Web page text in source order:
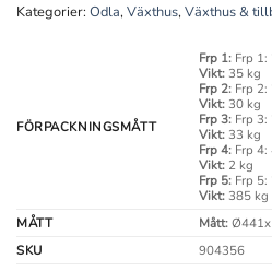
Kategorier: Odla,Växthus,Växthus &
FÖRPACKNINGSMÅTT
Frp 1:Frp 1:
Vikt:35 kg
Frp 2:Frp 2:
Vikt:30 kg
Frp 3:Frp 3:
Vikt:33 kg
Frp 4:Frp 4:
Vikt:2 kg
Frp 5:Frp 5:
Vikt:385 kg
MÅTT
Mått:
SKU
904356